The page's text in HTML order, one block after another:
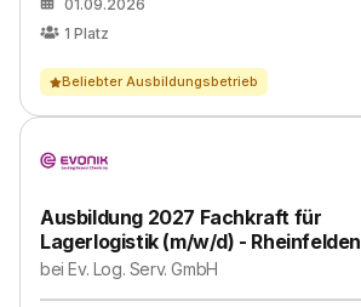
01.09.2026
1 Platz
Beliebter Ausbildungsbetrieb
Ausbildung 2027 Fachkraft für
Lagerlogistik (m/w/d) - Rheinfelden
beiEv. Log. Serv. GmbH